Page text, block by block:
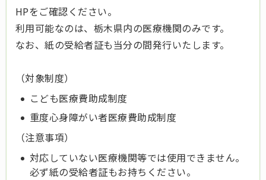
HPをご確認ください。
利用可能なのは、栃木県内の医療機関のみです。
なお、紙の受給者証も当分の間発行いたします。
（対象制度）
こども医療費助成制度
重度心身障がい者医療費助成制度
（注意事項）
対応していない医療機関等では使用できません。
必ず紙の受給者証もお持ちください。